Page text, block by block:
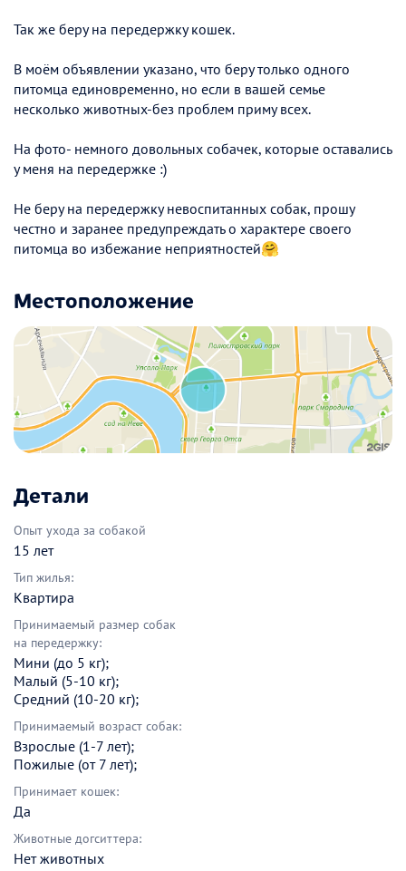
Так же беру на передержку кошек.
В моём объявлении указано, что беру только одного
питомца единовременно, но если в вашей семье
несколько животных-без проблем приму всех.
На фото- немного довольных собачек, которые оставались
у меня на передержке :)
Не беру на передержку невоспитанных собак, прошу
честно и заранее предупреждать о характере своего
питомца во избежание неприятностей🤗
Местоположение
Детали
Опыт ухода за собакой
15 лет
Тип жилья:
Квартира
Принимаемый размер собак
на передержку:
Мини (до 5 кг);
Малый (5-10 кг);
Средний (10-20 кг);
Принимаемый возраст собак:
Взрослые (1-7 лет);
Пожилые (от 7 лет);
Принимает кошек:
Да
Животные догситтера:
Нет животных